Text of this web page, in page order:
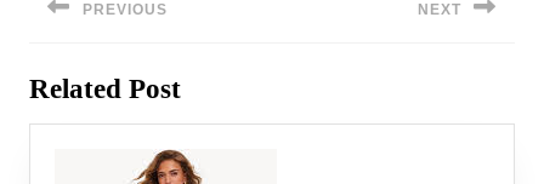
navigatie
PREVIOUS
post:
NEXT
Related Post